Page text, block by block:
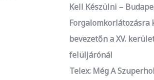
Kell Készülni –
Forgalomkorlátozásra
bevezetőn a XV.
felüljárónál
Telex: Még A